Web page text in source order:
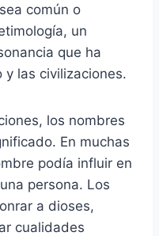
común o
un
que ha
las civilizaciones.
los nombres
En muchas
podía influir en
persona. Los
a dioses,
cualidades